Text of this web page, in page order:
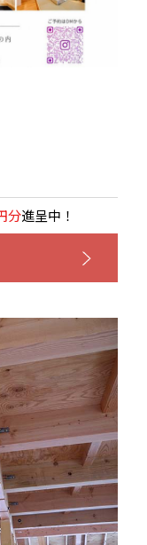
分進呈中！